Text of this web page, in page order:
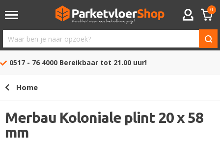
ACCOUNT
0
Waar
ben
opzoek?
0517 - 76 4000 Bereikbaar tot 21.00 uur!
Home
Merbau Koloniale plint 20 x 58
mm